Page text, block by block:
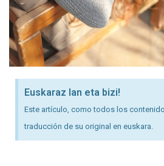
Euskaraz lan eta bizi!
Este artículo, como todos los
traducción de su original en euskara.